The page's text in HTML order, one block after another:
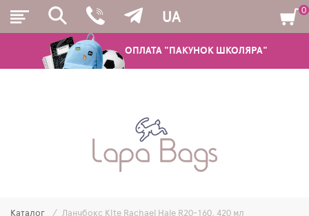
ОПЛАТА "ПАКУНОК ШКОЛЯРА"
UA
ШКІЛЬНІ РЮКЗАКИ ТА РАНЦІ
0
Каталог Ланчбокс Kite Rachael Hale R20-160, 420 мл